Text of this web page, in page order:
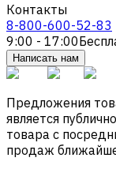
Контакты
8-800-600-52-83
9:00 - 17:00
Написать нам
Предложения
является
товара с
продаж